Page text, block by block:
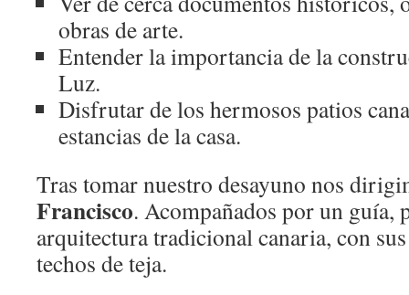
obras de arte.
Entender la importancia de la
Luz.
Disfrutar de los hermosos patios
estancias de la casa.
Tras tomar nuestro desayuno nos
Francisco. Acompañados por un guía,
arquitectura tradicional canaria, con
techos de teja.